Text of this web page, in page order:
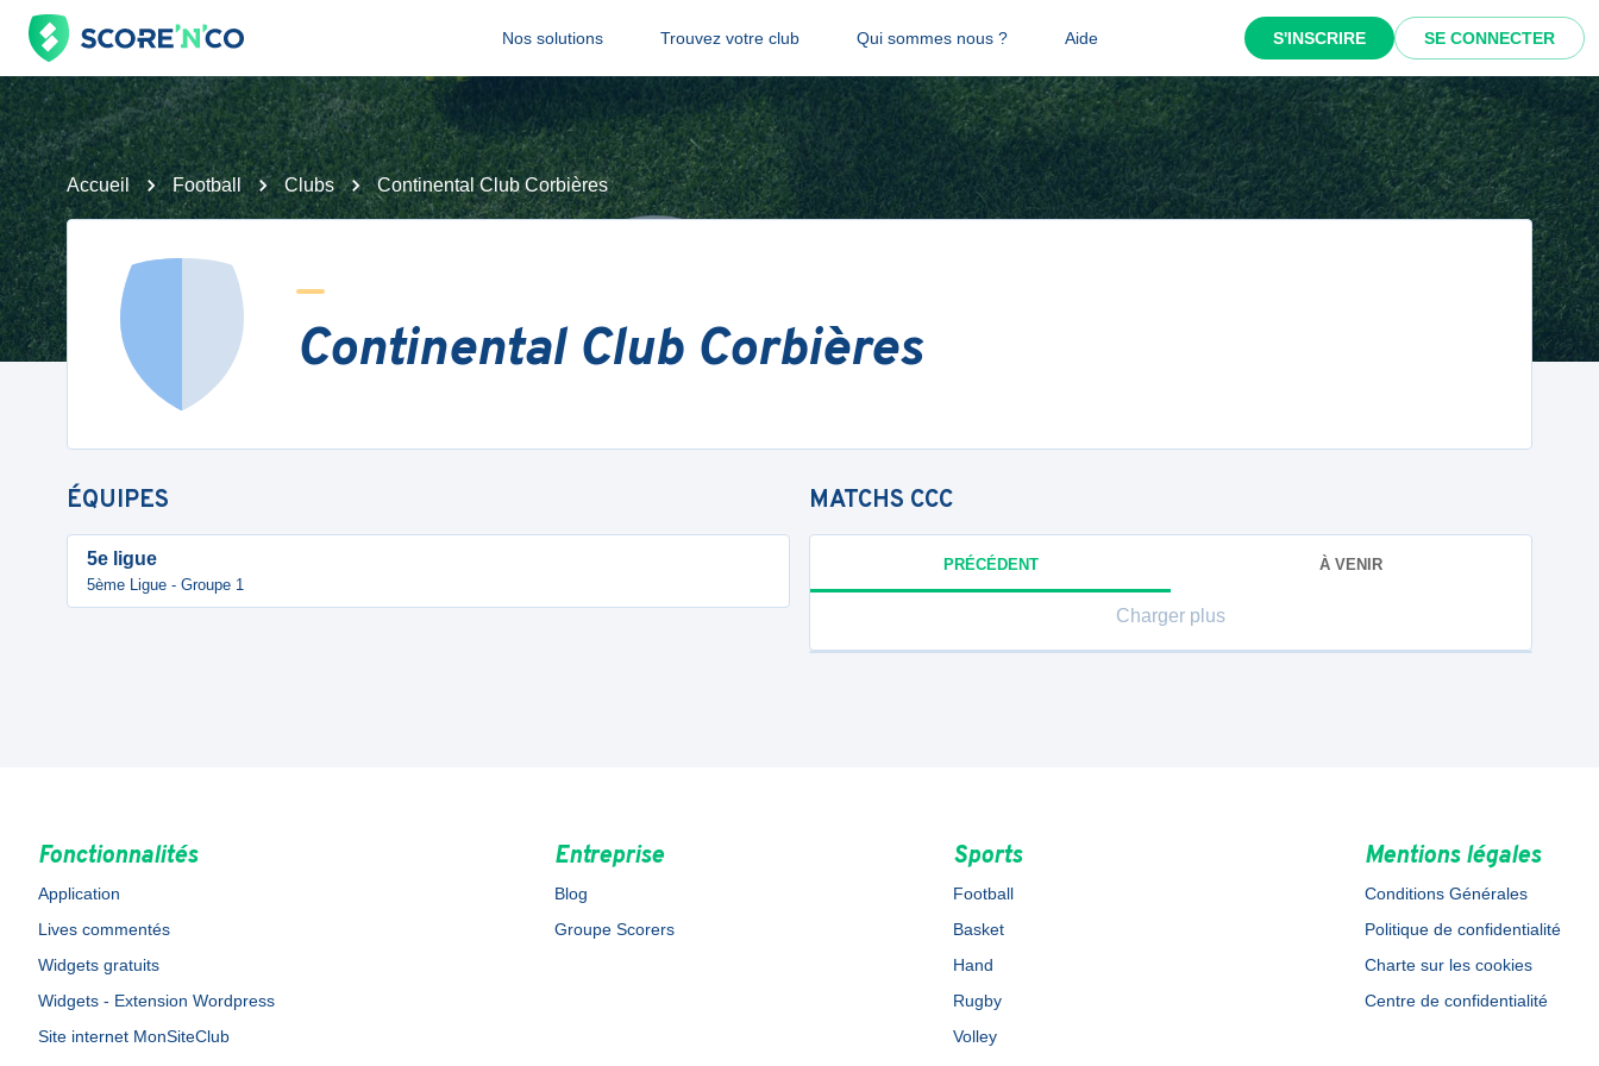
Nos solutions Trouvez votre club Qui sommes nous ? Aide S'INSCRIRE SE CONNECTER
Accueil Football Clubs Continental Club Corbières
Continental Club Corbières
ÉQUIPES
5e ligue
5ème Ligue - Groupe 1
MATCHS CCC
PRÉCÉDENT À VENIR
Charger plus
Fonctionnalités
Application
Lives commentés
Widgets gratuits
Widgets - Extension Wordpress
Site internet MonSiteClub
Entreprise
Blog
Groupe Scorers
Sports
Football
Basket
Hand
Rugby
Volley
Mentions légales
Conditions Générales
Politique de confidentialité
Charte sur les cookies
Centre de confidentialité